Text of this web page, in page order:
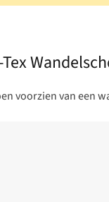
voorzien van een